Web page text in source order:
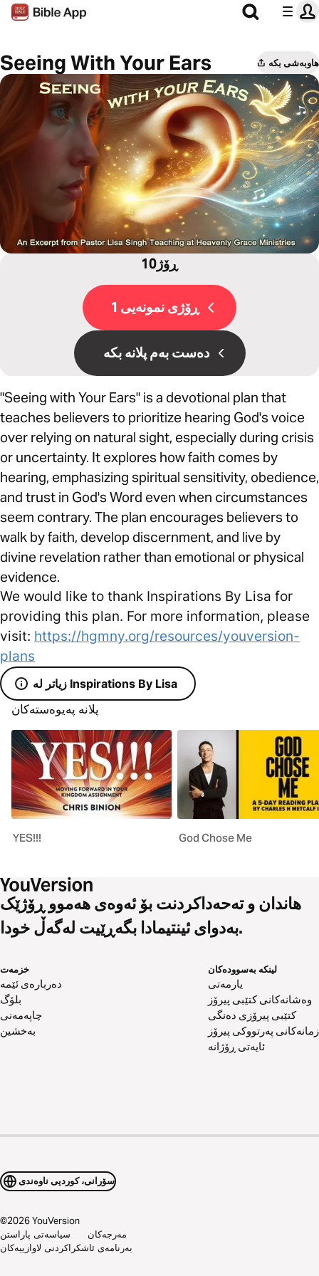
Seeing With Your Ears هاوبەشی بکە
10ڕۆژ
ڕۆژی نمونەیی 1
دەست بەم پلانە بکە
"Seeing with Your Ears" is a devotional plan that
teaches believers to prioritize hearing God's voice
over relying on natural sight, especially during crisis
or uncertainty. It explores how faith comes by
hearing, emphasizing spiritual sensitivity, obedience,
and trust in God's Word even when circumstances
seem contrary. The plan encourages believers to
walk by faith, develop discernment, and live by
divine revelation rather than emotional or physical
evidence.
We would like to thank Inspirations By Lisa for
providing this plan. For more information, please
visit: https://hgmny.org/resources/youversion-
plans
زیاتر لە Inspirations By Lisa
پلانە پەیوەستەکان
YES!!! God Chose Me
هاندان و تەحەداکردنت بۆ ئەوەی هەموو ڕۆژێک
بەدوای ئینتیمادا بگەڕێیت لەگەڵ خودا.
خزمەت
دەربارەی ئێمە
بلۆگ
چاپەمەنی
بەخشین
لینکە بەسوودەکان
یارمەتی
وەشانەکانی کتێبی پیرۆز
کتێبی پیرۆزی دەنگی
زمانەکانی پەرتووکی پیرۆز
ئایەتی ڕۆژانە
سۆرانی، کوردیی ناوەندی
©2026YouVersion
سیاسەتی پاراستن
مەرجەکان
بەرنامەی ئاشکراکردنی لاوازییەکان